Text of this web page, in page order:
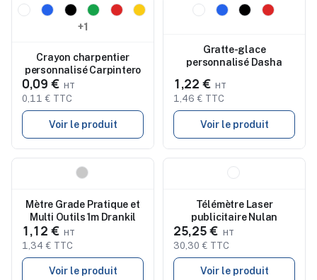
Nouveau
+1
Crayon charpentier
personnalisé Carpintero
0,09 €
0,11 € TTC
Voir le produit
Nouveau
Gratte-glace
personnalisé Dasha
1,22 €
1,46 € TTC
Voir le produit
Mètre Grade Pratique et
Multi Outils 1m Drankil
1,12 €
1,34 € TTC
Voir le produit
Télémètre Laser
publicitaire Nulan
25,25 €
30,30 € TTC
Voir le produit